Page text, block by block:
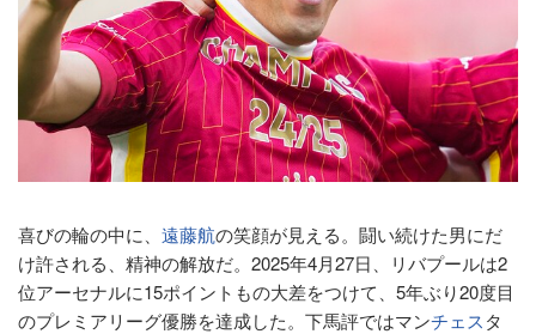
喜びの輪の中に、 遠藤航の笑顔が見える。闘い続けた男にだ
け許される、精神の解放だ。2025年4月27日、リバプールは2
位アーセナルに15ポイントもの大差をつけて、5年ぶり20度目
のプレミアリーグ優勝を達成した。下馬評ではマンチェスタ